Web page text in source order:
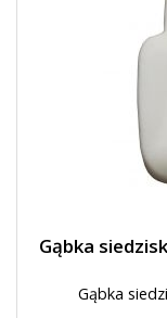
Gąbka
Gąbka